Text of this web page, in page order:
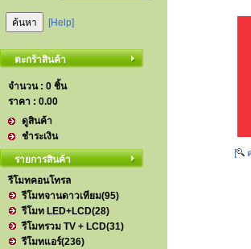
[Help]
ตะกร้าสินค้า
จำนวน : 0 ชิ้น
ราคา : 0.00
ดูสินค้า
ชำระเงิน
รายการสินค้า
รีโมทคอนโทรล
รีโมทจานดาวเทียม(95)
รีโมท LED+LCD(28)
รีโมทรวม TV + LCD(31)
รีโมทแอร์(236)
[